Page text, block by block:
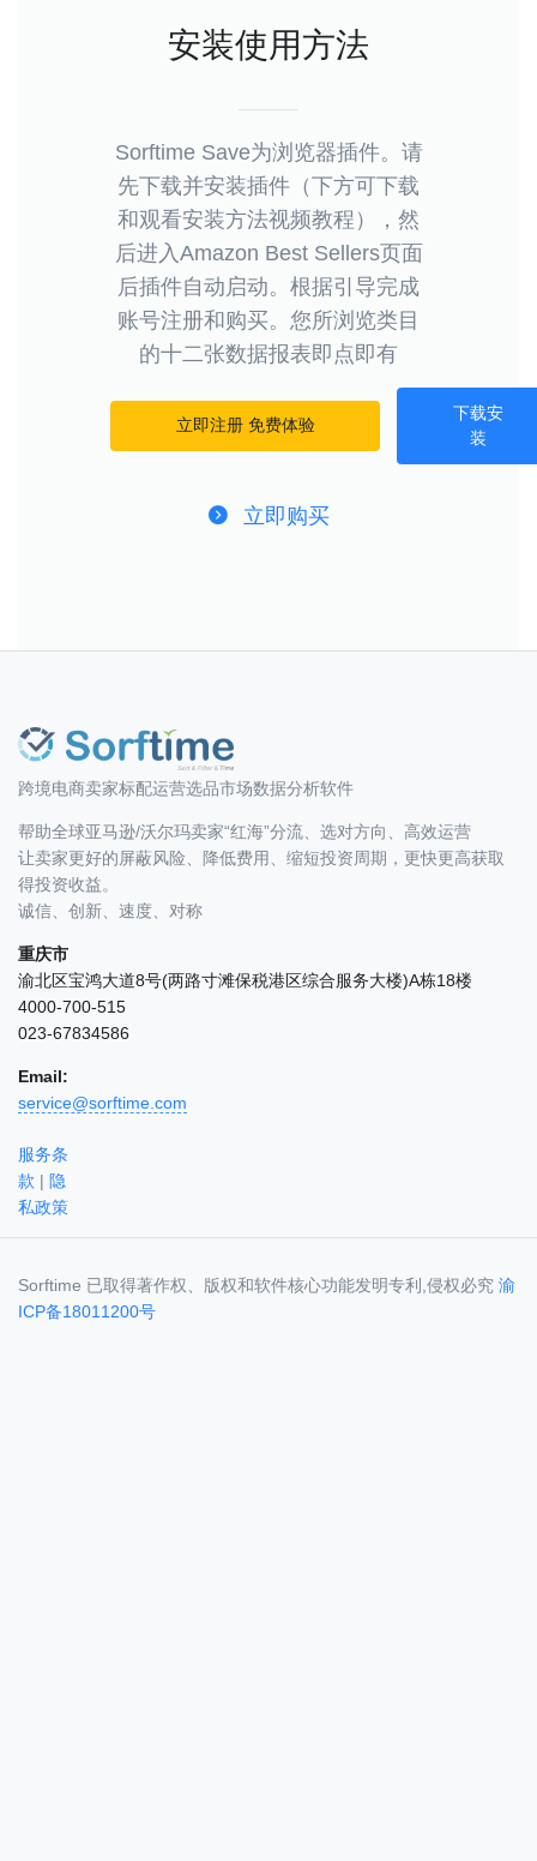
安装使用方法
Sorftime Save为浏览器插件。请
先下载并安装插件（下方可下载
和观看安装方法视频教程），然
后进入Amazon Best Sellers页面
后插件自动启动。根据引导完成
账号注册和购买。您所浏览类目
的十二张数据报表即点即有
立即注册 免费体验
下载安
装
立即购买
跨境电商卖家标配运营选品市场数据分析软件
帮助全球亚马逊/沃尔玛卖家“红海”分流、选对方向、高效运营
让卖家更好的屏蔽风险、降低费用、缩短投资周期，更快更高获取
得投资收益。
诚信、创新、速度、对称
重庆市
渝北区宝鸿大道8号(两路寸滩保税港区综合服务大楼)A栋18楼
4000-700-515
023-67834586
Email:
service@sorftime.com
服务条
款 | 隐
私政策
Sorftime 已取得著作权、版权和软件核心功能发明专利,侵权必究 渝
ICP备18011200号